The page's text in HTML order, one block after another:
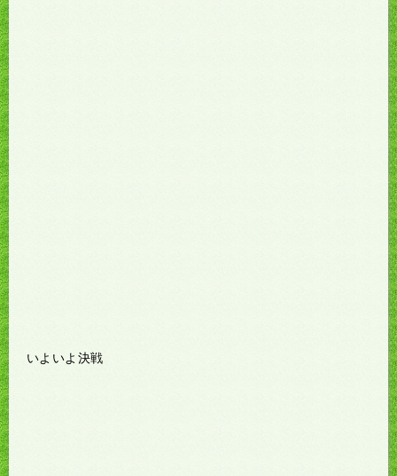
いよいよ決戦